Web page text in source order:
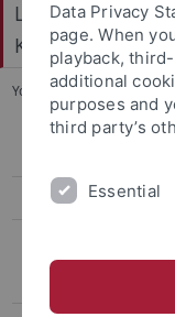
Ludwig-Uhland-
You are here:
Berufspraxis im Studium
Data Privacy
page. When
playback,
additional
purposes and
third party’s
Essential